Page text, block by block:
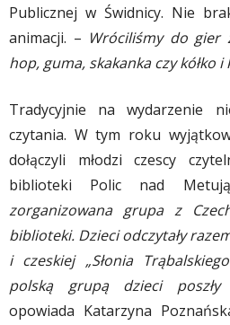
Publicznej w Świdnicy. Nie
animacji. – Wróciliśmy do gier
hop, guma, skakanka czy kółko i
Tradycyjnie na wydarzenie
czytania. W tym roku
dołączyli młodzi czescy
biblioteki Polic nad
zorganizowana grupa z
biblioteki. Dzieci odczytały
i czeskiej „Słonia
polską grupą dzieci poszły
opowiada Katarzyna